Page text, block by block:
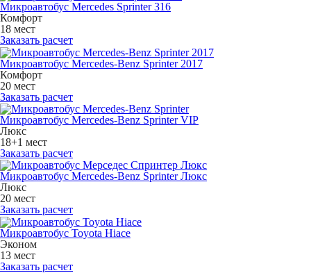
Микроавтобус Mercedes Sprinter 316
Комфорт
18 мест
Заказать расчет
Микроавтобус Mercedes-Benz Sprinter 2017
Комфорт
20 мест
Заказать расчет
Микроавтобус Mercedes-Benz Sprinter VIP
Люкс
18+1 мест
Заказать расчет
Микроавтобус Mercedes-Benz Sprinter Люкс
Люкс
20 мест
Заказать расчет
Микроавтобус Toyota Hiace
Эконом
13 мест
Заказать расчет